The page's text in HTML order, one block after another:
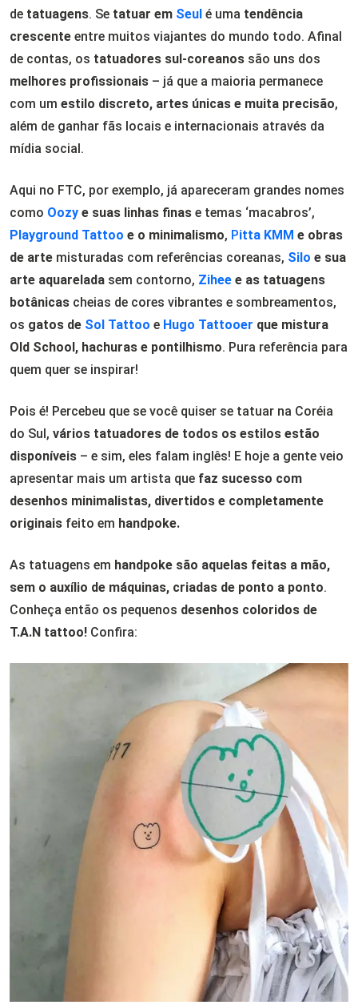
de tatuagens. Se tatuar em Seul é uma tendência
crescente entre muitos viajantes do mundo todo. Afinal
de contas, os tatuadores sul-coreanos são uns dos
melhores profissionais – já que a maioria permanece
com um estilo discreto, artes únicas e muita precisão,
além de ganhar fãs locais e internacionais através da
mídia social.
Aqui no FTC, por exemplo, já apareceram grandes nomes
como Oozy e suas linhas finas e temas ‘macabros’,
Playground Tattoo e o minimalismo, Pitta KMM e obras
de arte misturadas com referências coreanas, Silo e sua
arte aquarelada sem contorno, Zihee e as tatuagens
botânicas cheias de cores vibrantes e sombreamentos,
os gatos de Sol Tattoo e Hugo Tattooer que mistura
Old School, hachuras e pontilhismo. Pura referência para
quem quer se inspirar!
Pois é! Percebeu que se você quiser se tatuar na Coréia
do Sul, vários tatuadores de todos os estilos estão
disponíveis – e sim, eles falam inglês! E hoje a gente veio
apresentar mais um artista que faz sucesso com
desenhos minimalistas, divertidos e completamente
originais feito em handpoke.
As tatuagens em handpoke são aquelas feitas a mão,
sem o auxílio de máquinas, criadas de ponto a ponto.
Conheça então os pequenos desenhos coloridos de
T.A.N tattoo! Confira: